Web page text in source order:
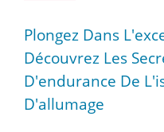
Plongez Dans
Découvrez Les
D'endurance De
D'allumage